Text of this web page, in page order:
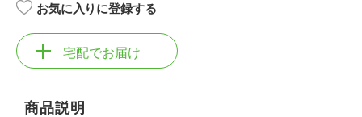
お気に入りに登録する
宅配でお届け
商品説明